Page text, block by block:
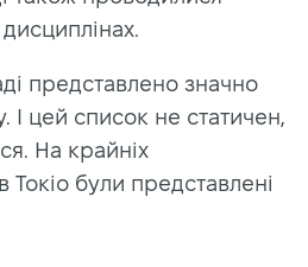
представлено значно
І цей список не статичен,
На крайніх
Токіо були представлені